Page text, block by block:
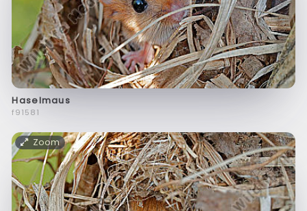
Haselmaus
f91581
Zoom